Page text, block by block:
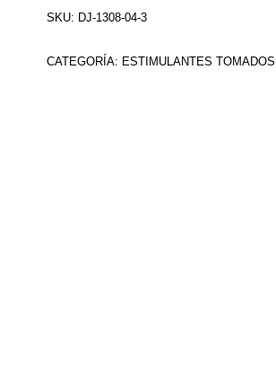
SKU: DJ-1308-04-3
CATEGORÍA: ESTIMULANTES TOMADOS